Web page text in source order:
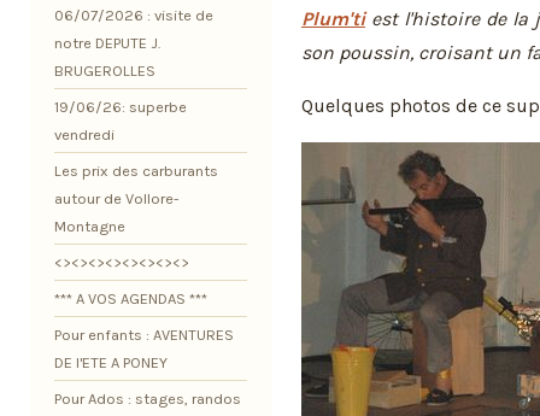
Plum'tiest l'histoire de la
son poussin, croisant un
Quelques photos de ce
06/07/2026 : visite de
notre DEPUTE J.
BRUGEROLLES
19/06/26: superbe
vendredi
Les prix des carburants
autour de Vollore-
Montagne
<><><><><><><><>
*** A VOS AGENDAS ***
Pour enfants : AVENTURES
DE l'ETE A PONEY
Pour Ados : stages, randos